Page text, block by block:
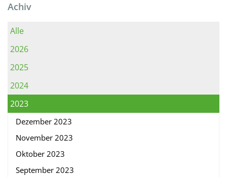
Achiv
Alle
2026
2025
2024
2023
Dezember 2023
November 2023
Oktober 2023
September 2023